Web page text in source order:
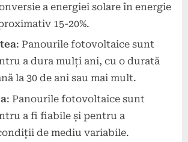
a energiei solare în energie
15-20%.
: Panourile fotovoltaice sunt
a dura mulți ani, cu o durată
la 30 de ani sau mai mult.
: Panourile fotovoltaice sunt
a fi fiabile și pentru a
de mediu variabile.